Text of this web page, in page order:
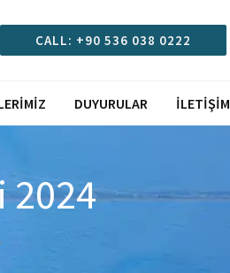
CALL: +90 536 038 0222
DUYURULAR İLETIŞIM
2024